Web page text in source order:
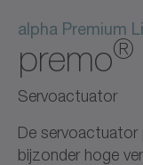
alpha Premium
premo®
Servoactuator
De servoactuator
bijzonder hoge